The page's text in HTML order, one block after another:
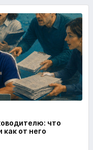
что
как от него